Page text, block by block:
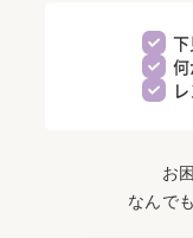
お
なんで